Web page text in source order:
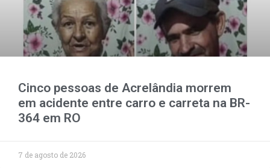
Cinco pessoas de Acrelândia morrem
em acidente entre carro e carreta na BR-
364 em RO
7 de agosto de 2026